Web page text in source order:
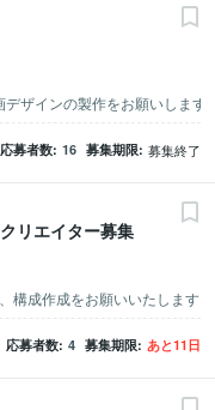
応募者数 16 募集期限 募集終了
リエイター募集
応募者数 4 募集期限 あと11日